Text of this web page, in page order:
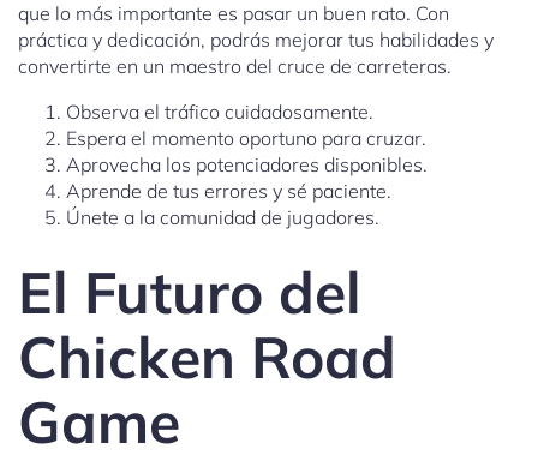
que lo más importante es pasar un buen rato. Con
práctica y dedicación, podrás mejorar tus habilidades y
convertirte en un maestro del cruce de carreteras.
Observa el tráfico cuidadosamente.
Espera el momento oportuno para cruzar.
Aprovecha los potenciadores disponibles.
Aprende de tus errores y sé paciente.
Únete a la comunidad de jugadores.
El Futuro del
Chicken Road
Game